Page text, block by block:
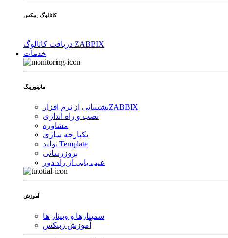
کاتالوگ زبیکس
دریافت کاتالوگ ZABBIX
خدمات
مانیتورینگ
پشتیبانی از نرم افزارZABBIX
نصب و راه اندازی
مشاوره
یکپارچه سازی
تولید Template
بروزرسانی
عیب یابی از راه دور
آموزش
سمینارها و وبینار ها
آموزش زبیکس